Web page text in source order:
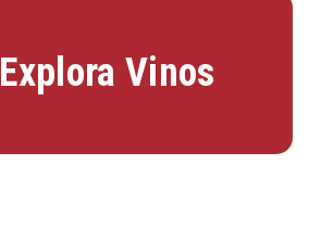
Explora Vinos